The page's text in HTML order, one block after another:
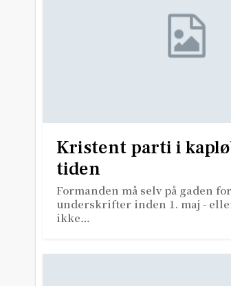
Kristent parti i
tiden
Formanden må selv på gaden
underskrifter inden 1. maj -
ikke…